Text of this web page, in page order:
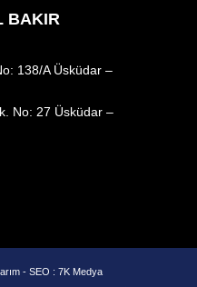
BAKIR
138/A Üsküdar –
No: 27 Üsküdar –
- SEO : 7K Medya